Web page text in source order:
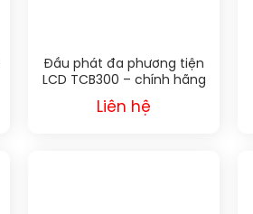
Đầu phát đa phương tiện
LCD TCB300 – chính hãng
Novastar
Liên hệ